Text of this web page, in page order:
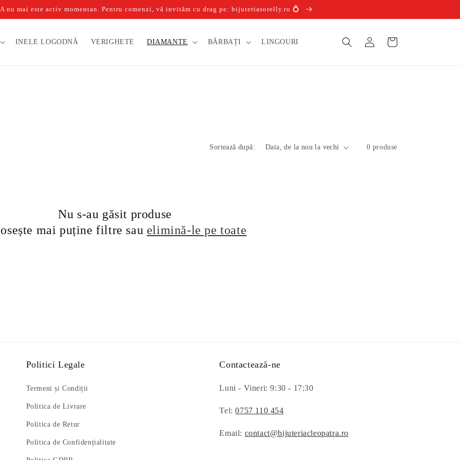
nu mai este activ momentan. Pentru comenzi, vă invităm cu drag pe: bijuteriasorelly.ro 💍
INELE LOGODNĂ VERIGHETE DIAMANTE BĂRBAȚI LINGOURI
Conectați-
Coș
Sortează după: 0 produse
Nu s-au găsit produse
mai puține filtre sau elimină-le pe toate
Politici Legale
Termeni și Condiții
Politica de Livrare
Politica de Retur
Politica de Confidențialitate
Contactează-ne
Luni - Vineri: 9:30 - 17:30
Tel:0757 110 454
Email: contact@bijuteriacleopatra.ro